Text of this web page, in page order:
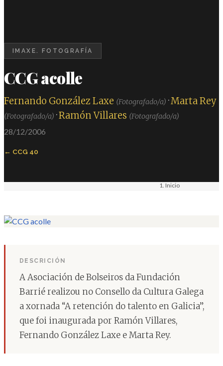
IMAXE. FOTOGRAFÍA
CCG acolle
Fernando González Laxe (Fotografado/a) ·Marta Rey
(Fotografado/a) ·Ramón Villares (Fotografado/a)
28/12/2006
CCG 40
Inicio
DESCRICIÓN
A Asociación de Bolseiros da Fundación
Barrié realizou no Consello da Cultura Galega
a xornada “A retención do talento en Galicia”,
que foi inaugurada por Ramón Villares,
Fernando González Laxe e Marta Rey.